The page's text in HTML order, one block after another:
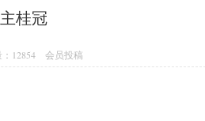
桂冠
：12854 会员投稿